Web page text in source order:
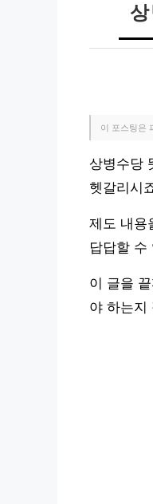
이 포스팅은
상병수당
헷갈리시
제도 내용
답답할 수
이 글을
야 하는지